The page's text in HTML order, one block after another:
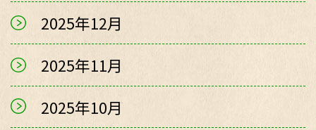
2025年12月
2025年11月
2025年10月